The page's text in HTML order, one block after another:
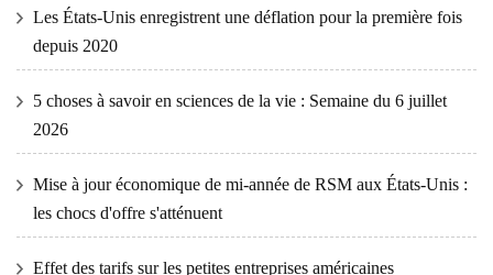
Les États-Unis enregistrent une déflation pour la première fois
depuis 2020
5 choses à savoir en sciences de la vie : Semaine du 6 juillet
2026
Mise à jour économique de mi-année de RSM aux États-Unis :
les chocs d'offre s'atténuent
Effet des tarifs sur les petites entreprises américaines